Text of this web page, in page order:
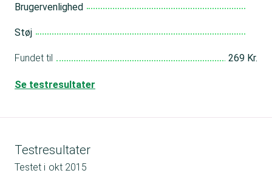
Brugervenlighed
Støj
Fundet til 269 Kr.
Se testresultater
Testresultater
Testet i okt 2015